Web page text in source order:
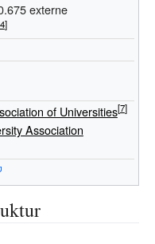
externe
of Universities
Association